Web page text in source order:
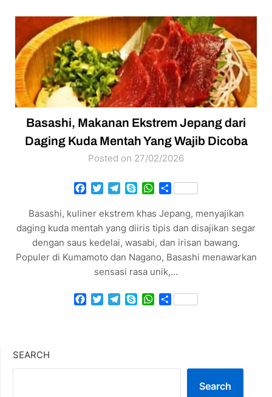
Basashi, Makanan Ekstrem Jepang dari
Daging Kuda Mentah Yang Wajib Dicoba
Posted on 27/02/2026
Facebook
TwitterTelegram
SkypeWhatsApp
Share
Basashi, kuliner ekstrem khas Jepang, menyajikan
daging kuda mentah yang diiris tipis dan disajikan segar
dengan saus kedelai, wasabi, dan irisan bawang.
Populer di Kumamoto dan Nagano, Basashi menawarkan
sensasi rasa unik,…
Facebook
TwitterTelegram
SkypeWhatsApp
Share
SEARCH
Search